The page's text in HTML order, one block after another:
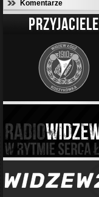
Komentarze
PRZYJACIELE